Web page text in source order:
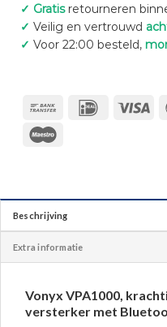
✓ Gratisretourneren
✓ Veilig en vertrouwd
✓ Voor 22:00 besteld,
Beschrijving
Extra informatie
Vonyx VPA1000,
versterker met